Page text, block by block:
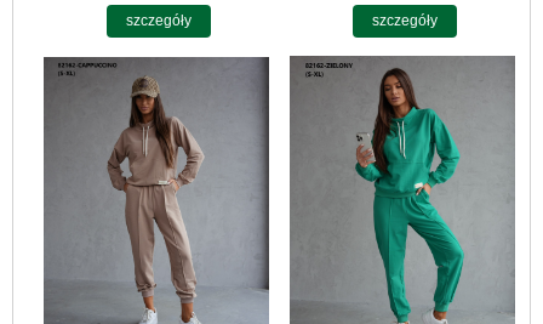
szczegóły szczegóły